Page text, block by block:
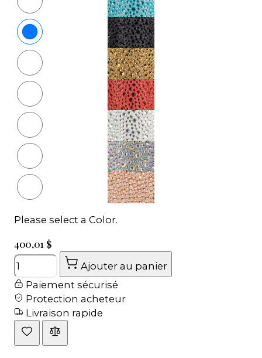
Please select a Color.
400,01 $
Quantité
Ajouter au panier
Paiement sécurisé
Protection acheteur
Livraison rapide